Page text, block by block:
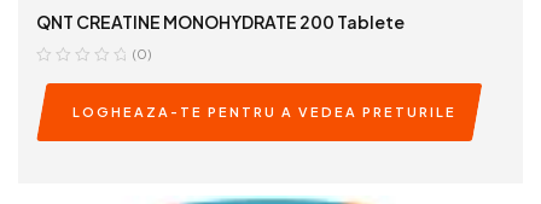
QNT CREATINE MONOHYDRATE 200 Tablete
(0)
LOGHEAZA-TE PENTRU A VEDEA PRETURILE